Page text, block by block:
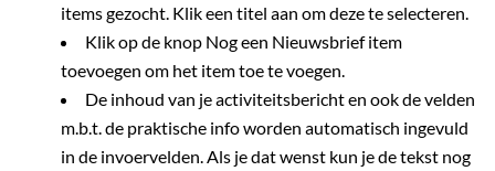
items gezocht. Klik een titel aan om deze te selecteren.
Klik op de knop Nog een Nieuwsbrief item
toevoegen om het item toe te voegen.
De inhoud van je activiteitsbericht en ook de velden
m.b.t. de praktische info worden automatisch ingevuld
in de invoervelden. Als je dat wenst kun je de tekst nog